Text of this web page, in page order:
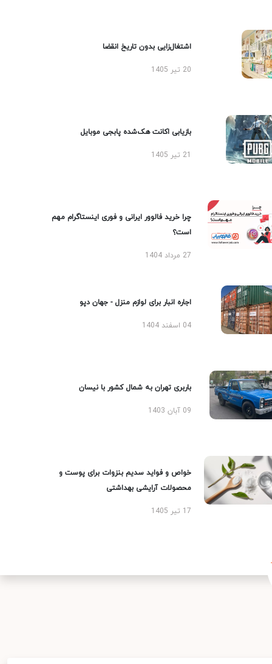
اشتغال‌زایی بدون تاریخ انقضا
20 تیر 1405
بازیابی اکانت هک‌شده پابجی موبایل
چرا خرید فالوور ایرانی و فوری اینستاگرام مهم
است؟
27 مرداد 1404
اجاره انبار برای لوازم منزل - جهان دپو
04 اسفند 1404
باربری تهران به شمال کشور با نیسان
09 آبان 1403
خواص و فواید سدیم بنزوات برای پوست و
محصولات آرایشی بهداشتی
17 تیر 1405